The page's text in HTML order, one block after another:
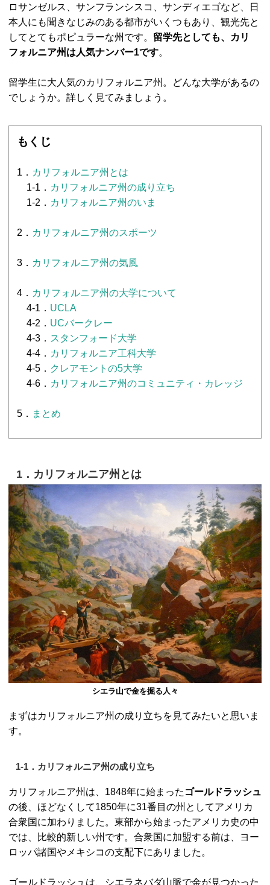
ロサンゼルス、サンフランシスコ、サンディエゴなど、日
本人にも聞きなじみのある都市がいくつもあり、観光先と
してとてもポピュラーな州です。 留学先としても、カリ
フォルニア州は人気ナンバー1です。
留学生に大人気のカリフォルニア州。どんな大学があるの
でしょうか。詳しく見てみましょう。
もくじ
1． カリフォルニア州とは
1-1． カリフォルニア州の成り立ち
1-2． カリフォルニア州のいま
2． カリフォルニア州のスポーツ
3． カリフォルニア州の気風
4． カリフォルニア州の大学について
4-1． UCLA
4-2． UCバークレー
4-3． スタンフォード大学
4-4． カリフォルニア工科大学
4-5． クレアモントの5大学
4-6． カリフォルニア州のコミュニティ・カレッジ
5． まとめ
1．カリフォルニア州とは
シエラ山で金を掘る人々
まずはカリフォルニア州の成り立ちを見てみたいと思いま
す。
1-1．カリフォルニア州の成り立ち
カリフォルニア州は、1848年に始まった ゴールドラッシュ
の後、ほどなくして1850年に31番目の州としてアメリカ
合衆国に加わりました。東部から始まったアメリカ史の中
では、比較的新しい州です。合衆国に加盟する前は、ヨー
ロッパ諸国やメキシコの支配下にありました。
ゴールドラッシュは、シエラネバダ山脈で金が見つかった